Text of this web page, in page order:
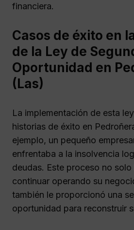
financiera.
Casos de éxito en
de la Ley de
Oportunidad en
(Las)
La implementación de esta
historias de éxito en
ejemplo, un pequeño
enfrentaba a la insolvencia
deudas. Este proceso no solo
continuar operando su
también le proporcionó una
oportunidad para reconstruir